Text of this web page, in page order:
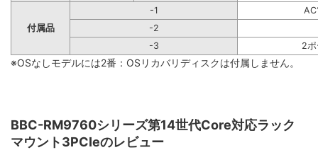
付属品
-1
-2
-3
2
※OSなしモデルには2番：OSリカバリディスクは付属しません。
BBC-RM9760シリーズ第14世代Core対応ラック
マウント3PCIeのレビュー